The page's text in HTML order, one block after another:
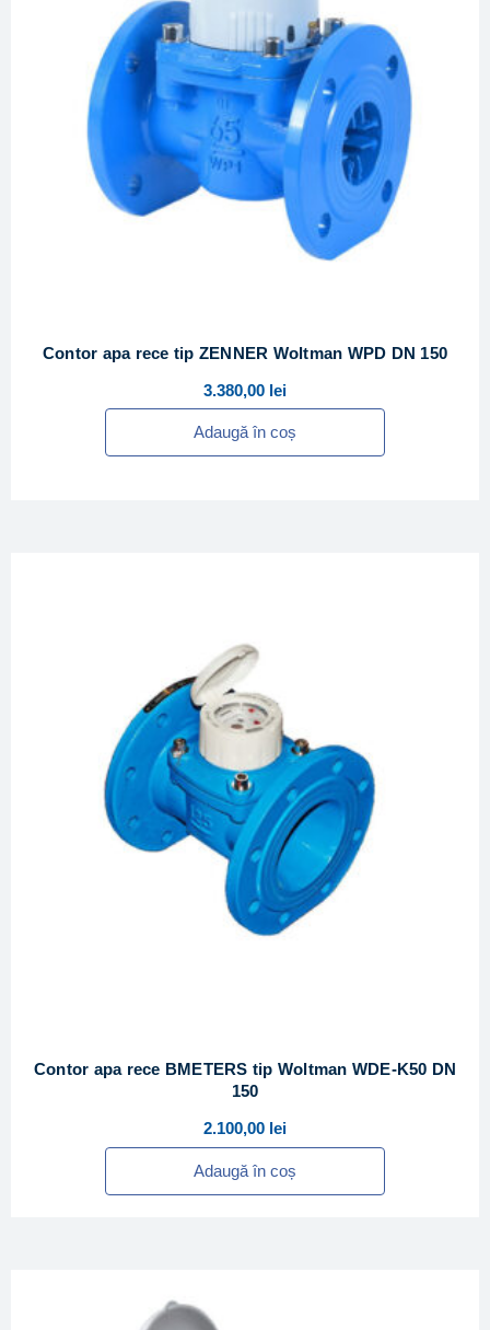
Contor apa rece tip ZENNER Woltman WPD DN 150
3.380,00 lei
Adaugă în coș
Contor apa rece BMETERS tip Woltman WDE-K50 DN
150
2.100,00 lei
Adaugă în coș